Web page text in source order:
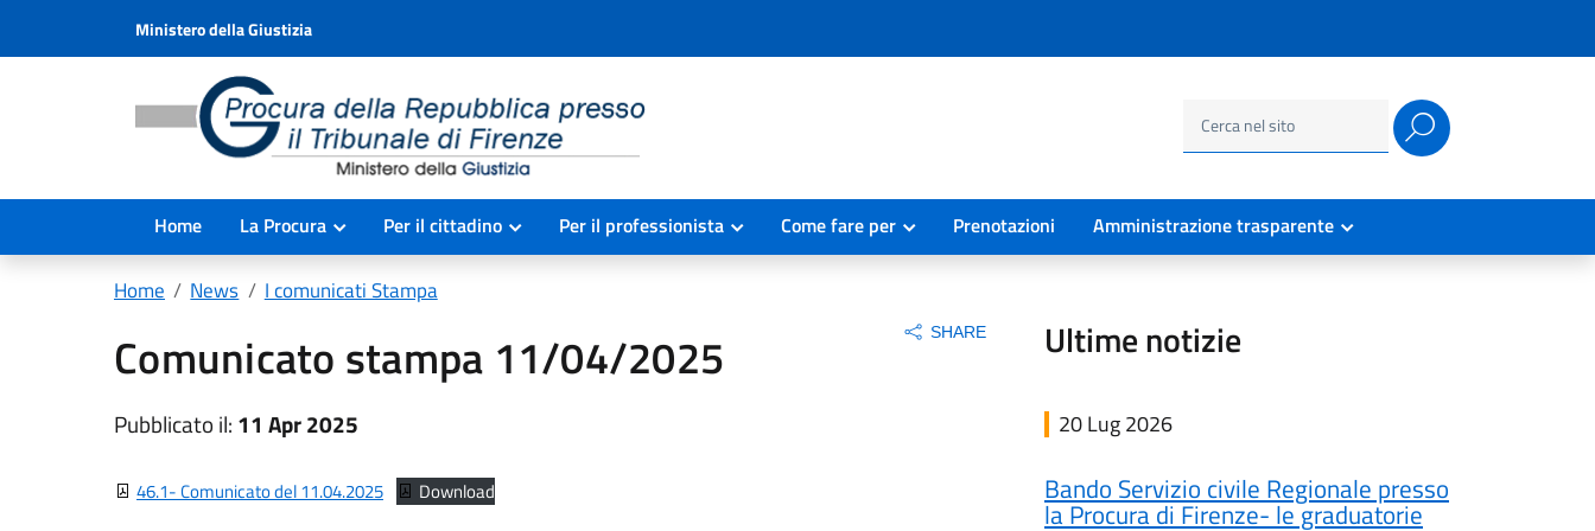
Ministero della Giustizia
per:
Home La Procura Per il cittadino Per il professionista Come fare per Prenotazioni Amministrazione trasparente
Home News I comunicati Stampa
Comunicato stampa 11/04/2025 SHARE
Pubblicato il: 11 Apr 2025
46.1- Comunicato del 11.04.2025 Download
Ultime notizie
20 Lug 2026
Bando Servizio civile Regionale presso
la Procura di Firenze- le graduatorie